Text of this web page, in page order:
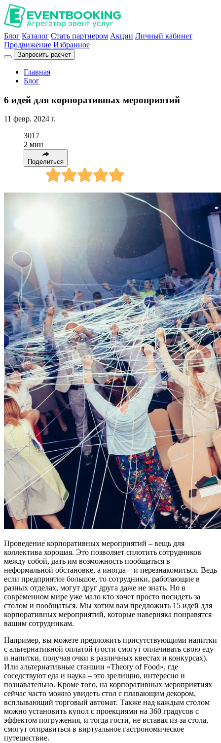
Блог Каталог Стать партнером Акции Личный кабинет
Продвижение Избранное
Запросить расчет
Главная
Блог
6 идей для корпоративных мероприятий
11 февр. 2024 г.
3017
2 мин
Поделиться
Проведение корпоративных мероприятий – вещь для
коллектива хорошая. Это позволяет сплотить сотрудников
между собой, дать им возможность пообщаться в
неформальной обстановке, а иногда – и перезнакомиться. Ведь
если предприятие большое, то сотрудники, работающие в
разных отделах, могут друг друга даже не знать. Но в
современном мире уже мало кто хочет просто посидеть за
столом и пообщаться. Мы хотим вам предложить 15 идей для
корпоративных мероприятий, которые наверняка понравятся
вашим сотрудникам.
Например, вы можете предложить присутствующими напитки
с альтернативной оплатой (гости смогут оплачивать свою еду
и напитки, получая очки в различных квестах и конкурсах).
Или альтернативные станции «Theory of Food», где
соседствуют еда и наука – это зрелищно, интересно и
познавательно. Кроме того, на корпоративных мероприятиях
сейчас часто можно увидеть стол с плавающим декором,
всплывающий торговый автомат. Также над каждым столом
можно установить купол с проекциями на 360 градусов с
эффектом погружения, и тогда гости, не вставая из-за стола,
смогут отправиться в виртуальное гастрономическое
путешествие.